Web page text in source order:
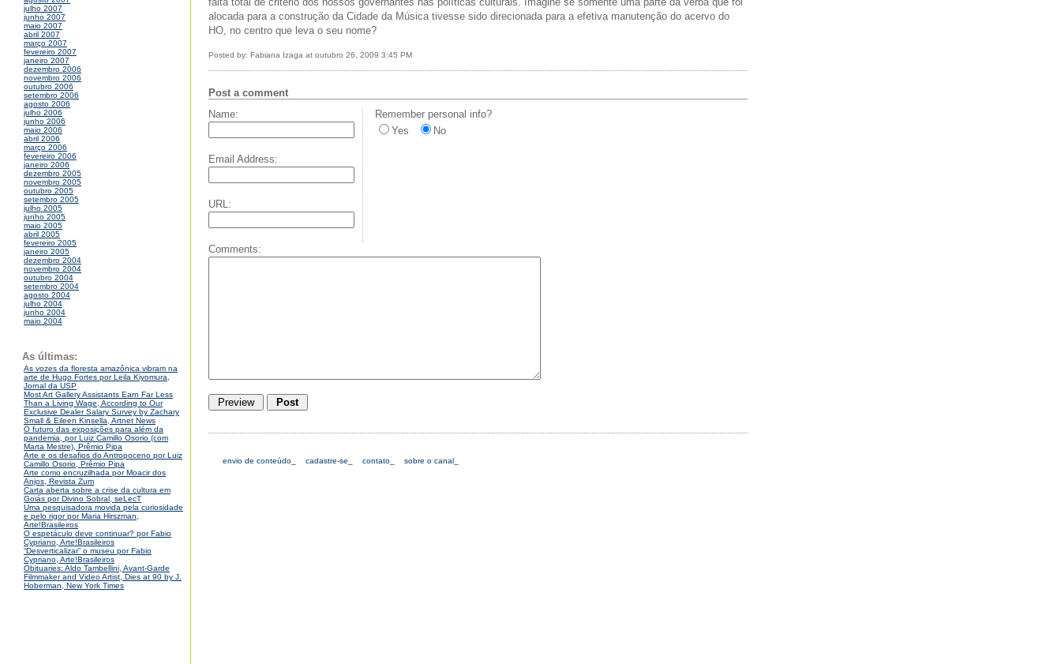
julho 2007
junho 2007
maio 2007
abril 2007
março 2007
fevereiro 2007
janeiro 2007
dezembro 2006
novembro 2006
outubro 2006
setembro 2006
agosto 2006
julho 2006
junho 2006
maio 2006
abril 2006
março 2006
fevereiro 2006
janeiro 2006
dezembro 2005
novembro 2005
outubro 2005
setembro 2005
julho 2005
junho 2005
maio 2005
abril 2005
fevereiro 2005
janeiro 2005
dezembro 2004
novembro 2004
outubro 2004
setembro 2004
agosto 2004
julho 2004
junho 2004
maio 2004
As últimas:
As vozes da floresta amazônica vibram na
arte de Hugo Fortes por Leila Kiyomura,
Jornal da USP
Most Art Gallery Assistants Earn Far Less
Than a Living Wage, According to Our
Exclusive Dealer Salary Survey by Zachary
Small & Eileen Kinsella, Artnet News
O futuro das exposições para além da
pandemia, por Luiz Camillo Osorio (com
Marta Mestre), Prêmio Pipa
Arte e os desafios do Antropoceno por Luiz
Camillo Osorio, Prêmio Pipa
Arte como encruzilhada por Moacir dos
Anjos, Revista Zum
Carta aberta sobre a crise da cultura em
Goiás por Divino Sobral, seLecT
Uma pesquisadora movida pela curiosidade
e pelo rigor por Maria Hirszman,
Arte!Brasileiros
O espetáculo deve continuar? por Fabio
Cypriano, Arte!Brasileiros
“Desverticalizar” o museu por Fabio
Cypriano, Arte!Brasileiros
Obituaries: Aldo Tambellini, Avant-Garde
Filmmaker and Video Artist, Dies at 90 by J.
Hoberman, New York Times
alocada para a construção da Cidade da Música tivesse sido direcionada para a efetiva manutenção do acervo do
HO, no centro que leva o seu nome?
Posted by: Fabiana Izaga at outubro 26, 2009 3:45 PM
Post a comment
Name:
Email Address:
URL:
Remember personal info?
Yes
No
Comments:
envio de conteúdo_ cadastre-se_ contato_ sobre o canal_